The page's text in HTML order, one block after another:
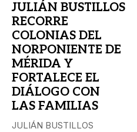
JULIÁN BUSTILLOS
RECORRE
COLONIAS DEL
NORPONIENTE DE
MÉRIDA Y
FORTALECE EL
DIÁLOGO CON
LAS FAMILIAS
JULIÁN BUSTILLOS